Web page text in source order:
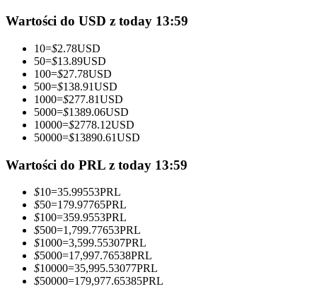
Ciesz się podziałem zysków i prowizjami z kopiowania
Wartości do USD z today 13:59
10=$2.78USD
50=$13.89USD
100=$27.78USD
500=$138.91USD
1000=$277.81USD
5000=$1389.06USD
10000=$2778.12USD
50000=$13890.61USD
Wartości do PRL z today 13:59
$10=35.99553PRL
$50=179.97765PRL
$100=359.9553PRL
$500=1,799.77653PRL
$1000=3,599.55307PRL
$5000=17,997.76538PRL
$10000=35,995.53077PRL
$50000=179,977.65385PRL